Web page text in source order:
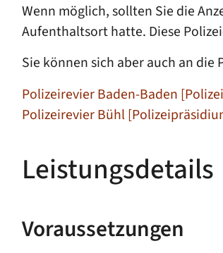
Wenn möglich, sollten Sie die
Aufenthaltsort hatte. Diese
Sie können sich aber auch an
Polizeirevier Baden-Baden
Polizeirevier Bühl
Leistungsdetails
Voraussetzungen